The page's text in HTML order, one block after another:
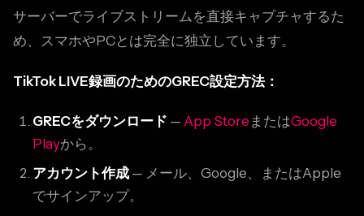
サーバーでライブストリームを直接キャプチャするた
め、スマホやPCとは完全に独立しています。
TikTok LIVE録画のためのGREC設定方法：
GRECをダウンロード — App Store またはGoogle
Playから。
アカウント作成 — メール、Google、またはApple
でサインアップ。